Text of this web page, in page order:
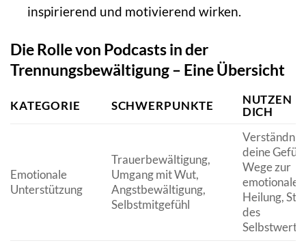
inspirierend und motivierend wirken.
Die Rolle von Podcasts in der
Trennungsbewältigung – Eine Übersicht
KATEGORIE SCHWERPUNKTE
NUTZEN
DICH
Emotionale
Unterstützung
Trauerbewältigung,
Umgang mit Wut,
Angstbewältigung,
Selbstmitgefühl
Verständnis
deine
Wege zur
emotionalen
Heilung,
des